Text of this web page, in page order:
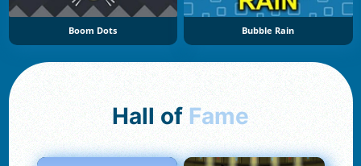
Boom Dots Bubble Rain
Hall of Fame